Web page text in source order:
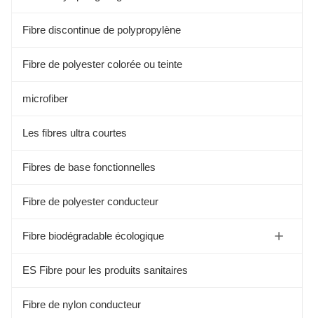
Fibre discontinue de polypropylène
Fibre de polyester colorée ou teinte
microfiber
Les fibres ultra courtes
Fibres de base fonctionnelles
Fibre de polyester conducteur
Fibre biodégradable écologique
Fibre de protéine de soja
Fibre d'aloe
ES Fibre pour les produits sanitaires
Fibre de nylon conducteur